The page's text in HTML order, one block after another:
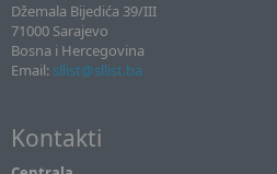
Džemala Bijedića 39/III
71000 Sarajevo
Bosna i Hercegovina
Email: sllist@sllist.ba
Kontakti